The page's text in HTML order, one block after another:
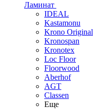
Ламинат
IDEAL
Kastamonu
Krono Original
Kronospan
Kronotex
Loc Floor
Floorwood
Aberhof
AGT
Classen
Еще